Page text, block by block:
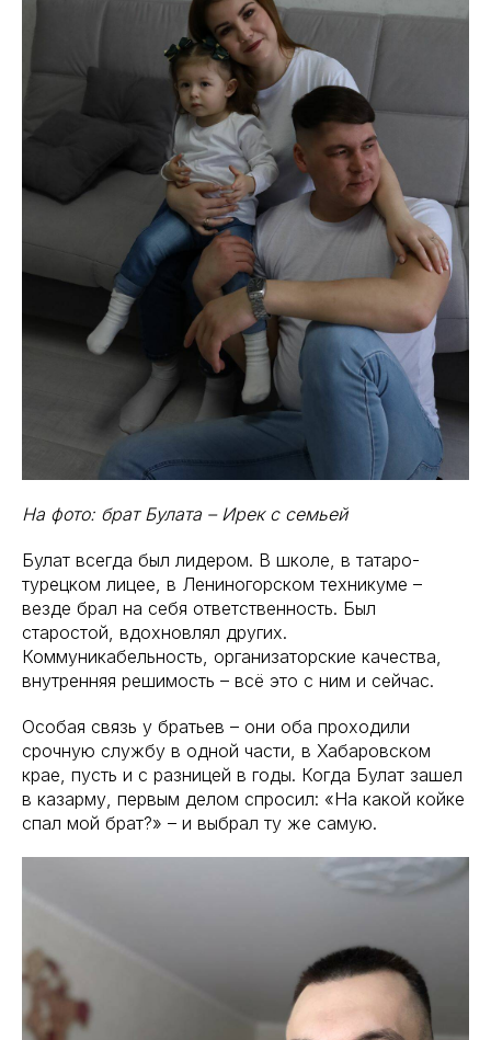
На фото: брат Булата – Ирек с семьей
Булат всегда был лидером. В школе, в татаро-
турецком лицее, в Лениногорском техникуме –
везде брал на себя ответственность. Был
старостой, вдохновлял других.
Коммуникабельность, организаторские качества,
внутренняя решимость – всё это с ним и сейчас.
Особая связь у братьев – они оба проходили
срочную службу в одной части, в Хабаровском
крае, пусть и с разницей в годы. Когда Булат зашел
в казарму, первым делом спросил: «На какой койке
спал мой брат?» – и выбрал ту же самую.